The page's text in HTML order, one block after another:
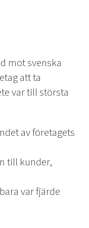
mot svenska
att ta
var till största
av företagets
till kunder,
var fjärde